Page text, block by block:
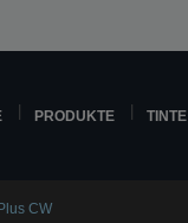
PRODUKTE TINTE
CW